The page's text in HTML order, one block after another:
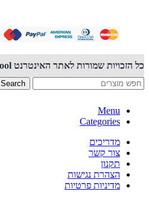
כל הזכויות שמורות לאתר האינטרנט Intex-Pool
Search
Menu
Categories
מדריכים
צור קשר
תקנון
הצהרת נגישות
מדיניות פרטיות